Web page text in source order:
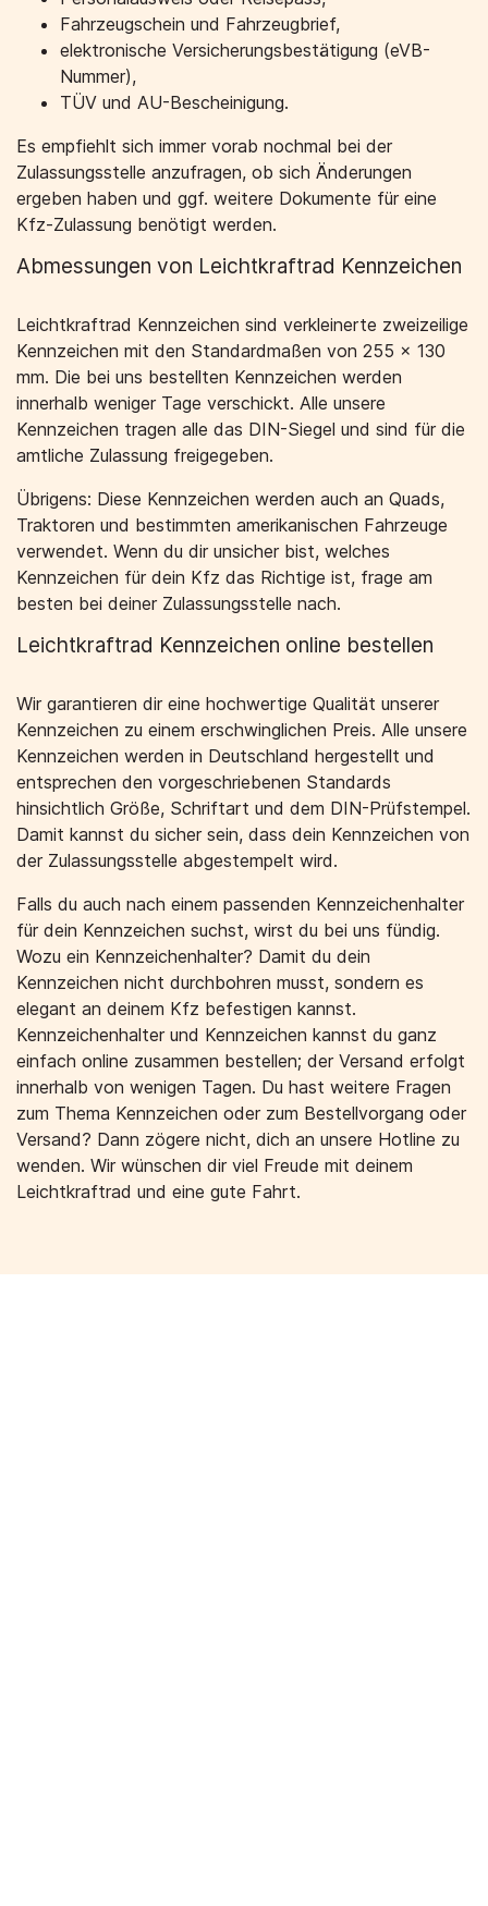
Fahrzeugschein und Fahrzeugbrief,
elektronische Versicherungsbestätigung (eVB-
Nummer),
TÜV und AU-Bescheinigung.
Es empfiehlt sich immer vorab nochmal bei der
Zulassungsstelle anzufragen, ob sich Änderungen
ergeben haben und ggf. weitere Dokumente für eine
Kfz-Zulassung benötigt werden.
Abmessungen von Leichtkraftrad Kennzeichen
Leichtkraftrad Kennzeichen sind verkleinerte zweizeilige
Kennzeichen mit den Standardmaßen von 255 x 130
mm. Die bei uns bestellten Kennzeichen werden
innerhalb weniger Tage verschickt. Alle unsere
Kennzeichen tragen alle das DIN-Siegel und sind für die
amtliche Zulassung freigegeben.
Übrigens: Diese Kennzeichen werden auch an Quads,
Traktoren und bestimmten amerikanischen Fahrzeuge
verwendet. Wenn du dir unsicher bist, welches
Kennzeichen für dein Kfz das Richtige ist, frage am
besten bei deiner Zulassungsstelle nach.
Leichtkraftrad Kennzeichen online bestellen
Wir garantieren dir eine hochwertige Qualität unserer
Kennzeichen zu einem erschwinglichen Preis. Alle unsere
Kennzeichen werden in Deutschland hergestellt und
entsprechen den vorgeschriebenen Standards
hinsichtlich Größe, Schriftart und dem DIN-Prüfstempel.
Damit kannst du sicher sein, dass dein Kennzeichen von
der Zulassungsstelle abgestempelt wird.
Falls du auch nach einem passenden Kennzeichenhalter
für dein Kennzeichen suchst, wirst du bei uns fündig.
Wozu ein Kennzeichenhalter? Damit du dein
Kennzeichen nicht durchbohren musst, sondern es
elegant an deinem Kfz befestigen kannst.
Kennzeichenhalter und Kennzeichen kannst du ganz
einfach online zusammen bestellen; der Versand erfolgt
innerhalb von wenigen Tagen. Du hast weitere Fragen
zum Thema Kennzeichen oder zum Bestellvorgang oder
Versand? Dann zögere nicht, dich an unsere Hotline zu
wenden. Wir wünschen dir viel Freude mit deinem
Leichtkraftrad und eine gute Fahrt.